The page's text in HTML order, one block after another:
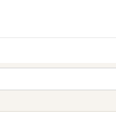
しなくても検索できます。